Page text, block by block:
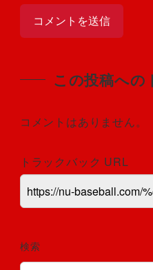
この投稿への
コメントはありません。
トラックバック URL
検索